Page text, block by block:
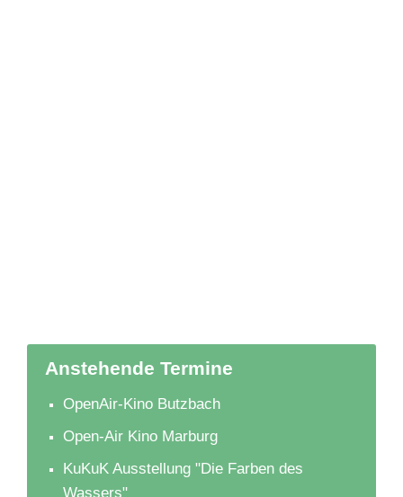
Anstehende Termine
OpenAir-Kino Butzbach
Open-Air Kino Marburg
KuKuK Ausstellung "Die Farben des
Wassers"